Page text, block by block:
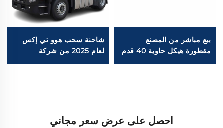
بيع مباشر من المصنع
مقطورة هيكل حاوية 40 قدم
من الفولاذ الكربوني إطارات
شاحنة سحب هوو تي إكس
لعام 2025 من شركة
سينotruck موديل 380
احصل على عرض سعر مجاني